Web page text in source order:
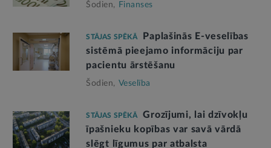
Šodien, Finanses
STĀJAS SPĒKĀ
Paplašinās E-veselības
sistēmā pieejamo informāciju par
pacientu ārstēšanu
Šodien, Veselība
STĀJAS SPĒKĀ
Grozījumi, lai dzīvokļu
īpašnieku kopības var savā vārdā
slēgt līgumus par atbalsta